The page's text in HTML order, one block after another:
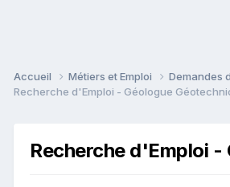
Accueil Métiers et Emploi
Demandes
Recherche d'Emploi - Géologue
Recherche d'Emploi